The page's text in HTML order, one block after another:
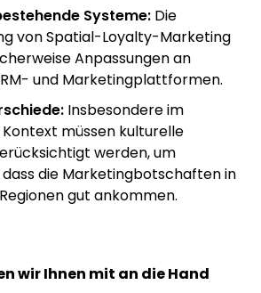
Systeme: Die
von Spatial-Loyalty-Marketing
Anpassungen an
und Marketingplattformen.
Insbesondere im
müssen kulturelle
werden, um
die Marketingbotschaften in
gut ankommen.
wir Ihnen mit an die Hand